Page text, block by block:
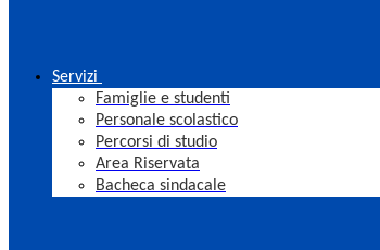
Servizi
Famiglie e studenti
Personale scolastico
Percorsi di studio
Area Riservata
Bacheca sindacale